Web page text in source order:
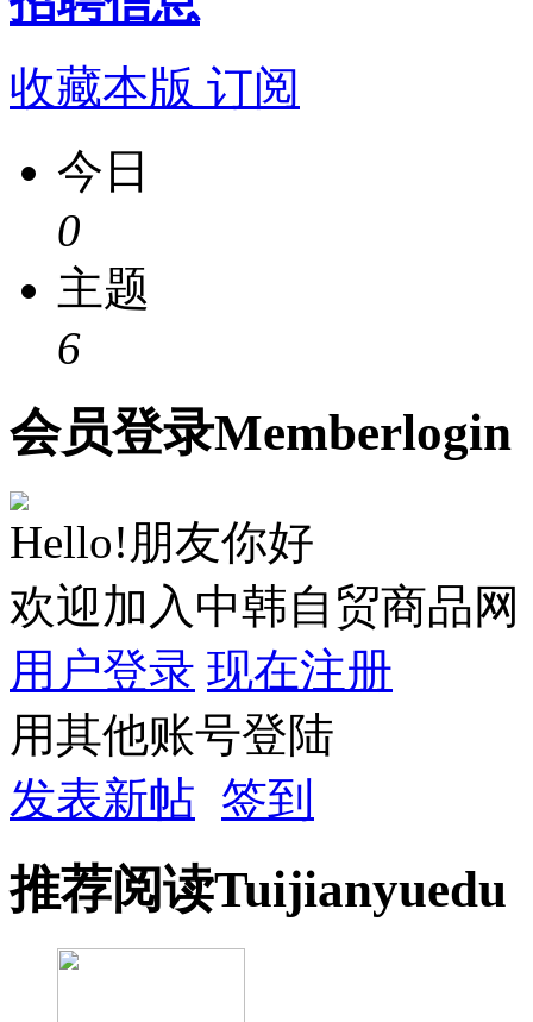
收藏本版 订阅
今日
0
主题
6
会员登录Memberlogin
Hello!朋友你好
欢迎加入中韩自贸商品网
用户登录 现在注册
用其他账号登陆
发表新帖 签到
推荐阅读Tuijianyuedu